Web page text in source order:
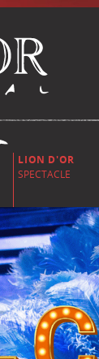
LION D'OR
SPECTACLE